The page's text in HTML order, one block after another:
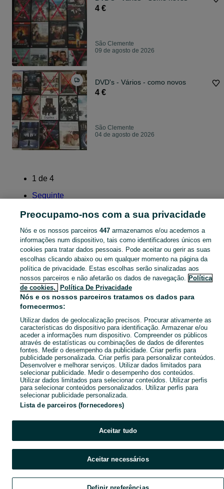
4 €
São Clemente
09 de agosto de 2026
DVD's - Vários - como novos
4 €
São Clemente
04 de agosto de 2026
1 de 4
Seguinte
Página principal Lazer DVD - Filmes DVD - Filmes - Faro
DVD - Filmes -
São Clemente
CATEGORIA
Mapa do site
Mapa das freguesias
Mapa de mini-sites
Pesquisas populares
Preocupamo-nos com a sua privacidade
Nós e os nossos parceiros 447armazenamos e/ou acedemos a
informações num dispositivo, tais como identificadores únicos em
cookies para tratar dados pessoais. Pode aceitar ou gerir as suas
escolhas clicando abaixo ou em qualquer momento na página da
política de privacidade. Estas escolhas serão sinalizadas aos
nossos parceiros e não afetarão os dados de navegação. Política
de cookies,
Política De Privacidade
Nós e os nossos parceiros tratamos os dados para
fornecermos:
Utilizar dados de geolocalização precisos. Procurar ativamente as
características do dispositivo para identificação. Armazenar e/ou
aceder a informações num dispositivo. Compreender os públicos
através de estatísticas ou combinações de dados de diferentes
fontes. Medir o desempenho da publicidade. Criar perfis para
publicidade personalizada. Criar perfis para personalizar conteúdos.
Desenvolver e melhorar serviços. Utilizar dados limitados para
selecionar publicidade. Medir o desempenho dos conteúdos.
Utilizar dados limitados para selecionar conteúdos. Utilizar perfis
para selecionar conteúdos personalizados. Utilizar perfis para
selecionar publicidade personalizada.
Lista de parceiros (fornecedores)
Aceitar tudo
Aceitar necessários